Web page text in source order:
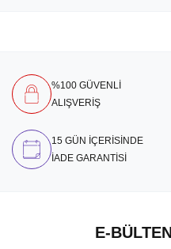
%100 GÜVENLİ
ALIŞVERİŞ
15 GÜN İÇERİSİNDE
İADE GARANTİSİ
E-